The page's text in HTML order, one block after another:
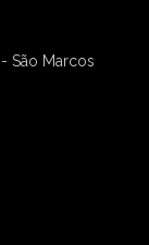
São Marcos